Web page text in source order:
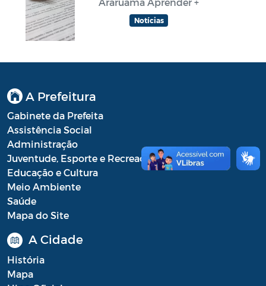
Araruama Aprender +
Notícias
A Prefeitura
Gabinete da Prefeita
Assistência Social
Administração
Juventude, Esporte e Recreação
Educação e Cultura
Meio Ambiente
Saúde
Mapa do Site
A Cidade
História
Mapa